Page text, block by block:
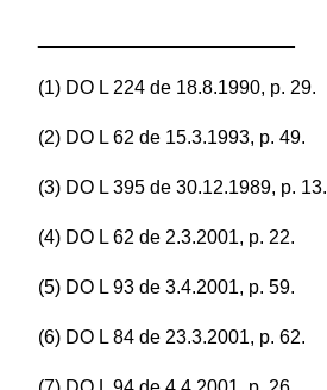
(1) DO L 224 de 18.8.1990, p. 29.
(2) DO L 62 de 15.3.1993, p. 49.
(3) DO L 395 de 30.12.1989, p. 13.
(4) DO L 62 de 2.3.2001, p. 22.
(5) DO L 93 de 3.4.2001, p. 59.
(6) DO L 84 de 23.3.2001, p. 62.